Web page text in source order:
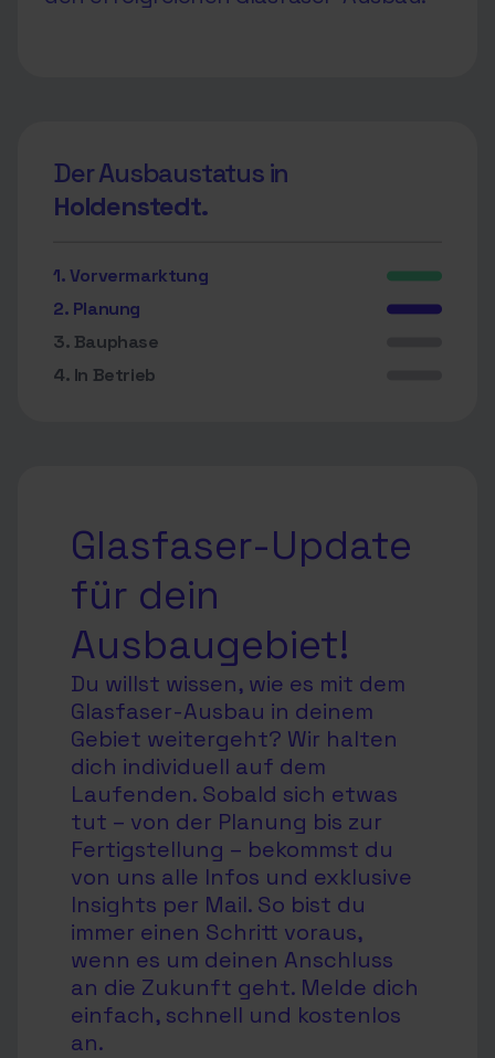
Der Ausbaustatus in
Holdenstedt.
1. Vorvermarktung
2. Planung
3. Bauphase
4. In Betrieb
Glasfaser-Update
für dein
Ausbaugebiet!
Du willst wissen, wie es mit dem
Glasfaser-Ausbau in deinem
Gebiet weitergeht? Wir halten
dich individuell auf dem
Laufenden. Sobald sich etwas
tut – von der Planung bis zur
Fertigstellung – bekommst du
von uns alle Infos und exklusive
Insights per Mail. So bist du
immer einen Schritt voraus,
wenn es um deinen Anschluss
an die Zukunft geht. Melde dich
einfach, schnell und kostenlos
an.